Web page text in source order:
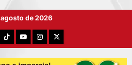
de 2026
TikTokYouTubeInstagram
X